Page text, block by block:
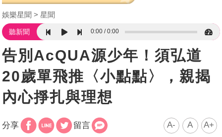
娛樂星聞 星聞
聽新聞 0:00 0:00
告別AcQUA源少年！須弘道
20歲單飛推〈小點點〉，親揭
內心掙扎與理想
分享 留言 A- A A+